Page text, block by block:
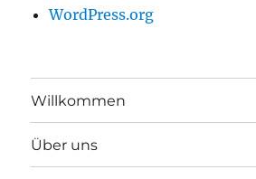
WordPress.org
Willkommen
Über uns